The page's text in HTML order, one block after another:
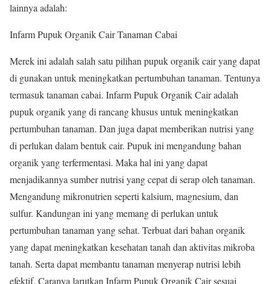
lainnya adalah:
Infarm Pupuk Organik Cair Tanaman Cabai
Merek ini adalah salah satu pilihan pupuk organik cair yang dapat
di gunakan untuk meningkatkan pertumbuhan tanaman. Tentunya
termasuk tanaman cabai. Infarm Pupuk Organik Cair adalah
pupuk organik yang di rancang khusus untuk meningkatkan
pertumbuhan tanaman. Dan juga dapat memberikan nutrisi yang
di perlukan dalam bentuk cair. Pupuk ini mengandung bahan
organik yang terfermentasi. Maka hal ini yang dapat
menjadikannya sumber nutrisi yang cepat di serap oleh tanaman.
Mengandung mikronutrien seperti kalsium, magnesium, dan
sulfur. Kandungan ini yang memang di perlukan untuk
pertumbuhan tanaman yang sehat. Terbuat dari bahan organik
yang dapat meningkatkan kesehatan tanah dan aktivitas mikroba
tanah. Serta dapat membantu tanaman menyerap nutrisi lebih
efektif. Caranya larutkan Infarm Pupuk Organik Cair sesuai